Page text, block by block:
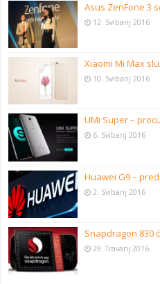
Asus ZenFone 3
12. Svibanj 2016
Xiaomi Mi Max
10. Svibanj 2016
UMi Super –
6. Svibanj 2016
Huawei G9 –
2. Svibanj 2016
Snapdragon 830
29. Travanj 2016